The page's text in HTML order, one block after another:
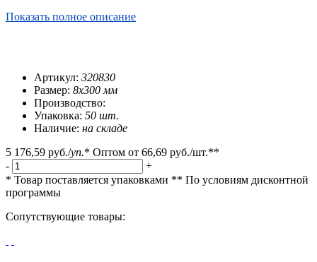
Показать полное описание
Артикул: 320830
Размер: 8х300 мм
Производство:
Упаковка: 50 шт.
Наличие: на складе
5 176,59 руб./уп.* Оптом от 66,69 руб./шт.**
-
+
* Товар поставляется упаковками ** По условиям дисконтной
программы
Сопутствующие товары: